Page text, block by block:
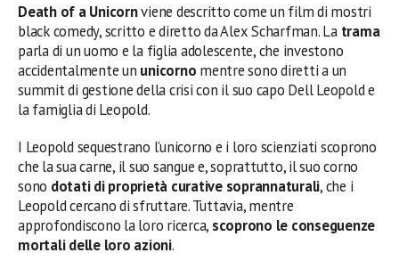
Death of a Unicornviene descritto come un film di mostri
black comedy, scritto e diretto da Alex Scharfman. La trama
parla di un uomo e la figlia adolescente, che investono
accidentalmente un unicorno mentre sono diretti a un
summit di gestione della crisi con il suo capo Dell Leopold e
la famiglia di Leopold.
I Leopold sequestrano l’unicorno e i loro scienziati scoprono
che la sua carne, il suo sangue e, soprattutto, il suo corno
sono dotati di proprietà curative soprannaturali, che i
Leopold cercano di sfruttare. Tuttavia, mentre
approfondiscono la loro ricerca, scoprono le conseguenze
mortali delle loro azioni.